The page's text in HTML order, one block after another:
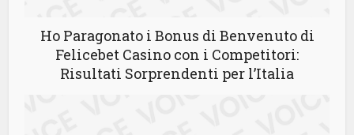
Ho Paragonato i Bonus di Benvenuto di
Felicebet Casino con i Competitori:
Risultati Sorprendenti per l’Italia